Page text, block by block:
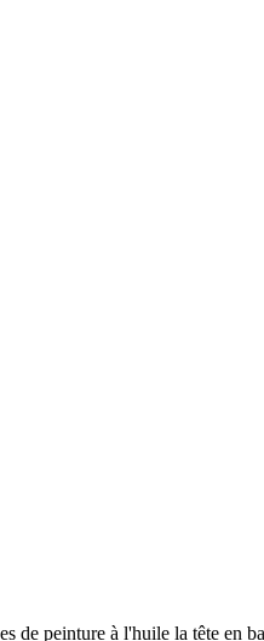
peinture à l'huile la tête en